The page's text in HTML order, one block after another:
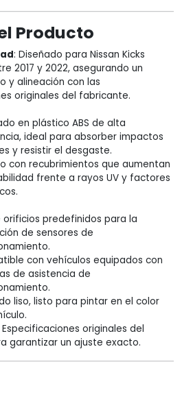
Producto
: Diseñado para Nissan Kicks
2017 y 2022, asegurando un
y alineación con las
originales del fabricante.
en plástico ABS de alta
ideal para absorber impactos
y resistir el desgaste.
con recubrimientos que aumentan
frente a rayos UV y factores
orificios predefinidos para la
de sensores de
con vehículos equipados con
de asistencia de
liso, listo para pintar en el color
Especificaciones originales del
garantizar un ajuste exacto.